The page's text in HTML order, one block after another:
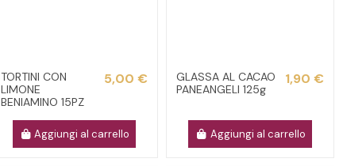
TORTINI CON
LIMONE
BENIAMINO 15PZ
5,00 €
Aggiungi al carrello
GLASSA AL CACAO
PANEANGELI 125g
1,90 €
Aggiungi al carrello